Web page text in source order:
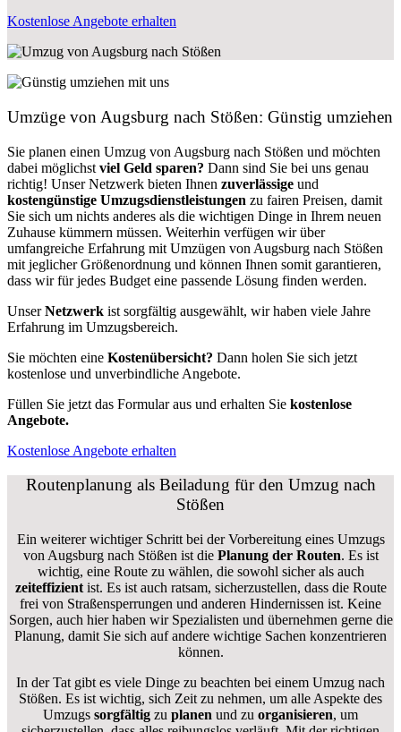
Kostenlose Angebote erhalten
Umzüge von Augsburg nach Stößen: Günstig umziehen
Sie planen einen Umzug von Augsburg nach Stößen und möchten
dabei möglichst viel Geld sparen? Dann sind Sie bei uns genau
richtig! Unser Netzwerk bieten Ihnen zuverlässige und
kostengünstige Umzugsdienstleistungen zu fairen Preisen, damit
Sie sich um nichts anderes als die wichtigen Dinge in Ihrem neuen
Zuhause kümmern müssen. Weiterhin verfügen wir über
umfangreiche Erfahrung mit Umzügen von Augsburg nach Stößen
mit jeglicher Größenordnung und können Ihnen somit garantieren,
dass wir für jedes Budget eine passende Lösung finden werden.
UnserNetzwerk ist sorgfältig ausgewählt, wir haben viele Jahre
Erfahrung im Umzugsbereich.
Sie möchten eine Kostenübersicht? Dann holen Sie sich jetzt
kostenlose und unverbindliche Angebote.
Füllen Sie jetzt das Formular aus und erhalten Sie kostenlose
Angebote.
Kostenlose Angebote erhalten
Routenplanung als Beiladung für den Umzug nach
Stößen
Ein weiterer wichtiger Schritt bei der Vorbereitung eines Umzugs
von Augsburg nach Stößen ist diePlanung der Routen. Es ist
wichtig, eine Route zu wählen, die sowohl sicher als auch
zeiteffizientist. Es ist auch ratsam, sicherzustellen, dass die Route
frei von Straßensperrungen und anderen Hindernissen ist. Keine
Sorgen, auch hier haben wir Spezialisten und übernehmen gerne die
Planung, damit Sie sich auf andere wichtige Sachen konzentrieren
können.
In der Tat gibt es viele Dinge zu beachten bei einem Umzug nach
Stößen. Es ist wichtig, sich Zeit zu nehmen, um alle Aspekte des
Umzugs sorgfältig zu planen und zu organisieren, um